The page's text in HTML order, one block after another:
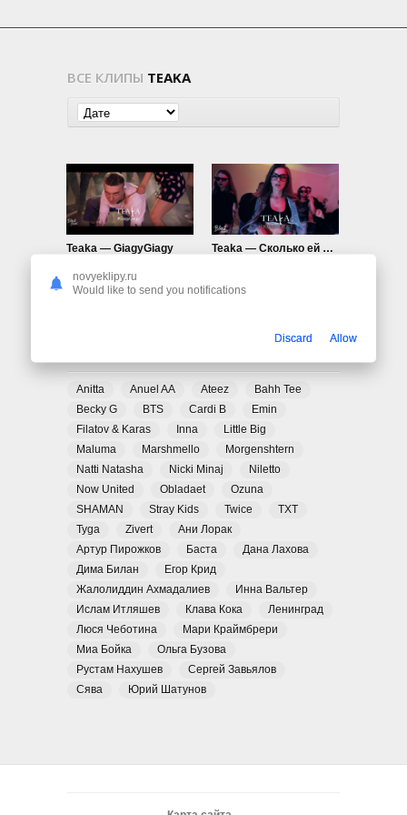
ВСЕ КЛИПЫ TEAKA
Teaka — GiagyGiagy
Teaka — Сколько ей лет
Anitta Anuel AA Ateez
Bahh Tee
Becky G
BTS Cardi B
Emin
Filatov & Karas
Inna
Little Big
Maluma
Marshmello
Morgenshtern
Natti Natasha
Nicki Minaj
Niletto
Now United
Obladaet
Ozuna
SHAMAN
Stray Kids Twice
TXT
Tyga
Zivert
Ани Лорак
Артур Пирожков
Баста
Дана Лахова
Дима Билан
Егор Крид
Жалолиддин Ахмадалиев
Инна Вальтер
Ислам Итляшев
Клава Кока
Ленинград
Люся Чеботина
Мари Краймбрери
Миа Бойка
Ольга Бузова
Рустам Нахушев
Сергей Завьялов
Сява
Юрий Шатунов
novyeklipy.ru
Would like to send you notifications
Discard Allow